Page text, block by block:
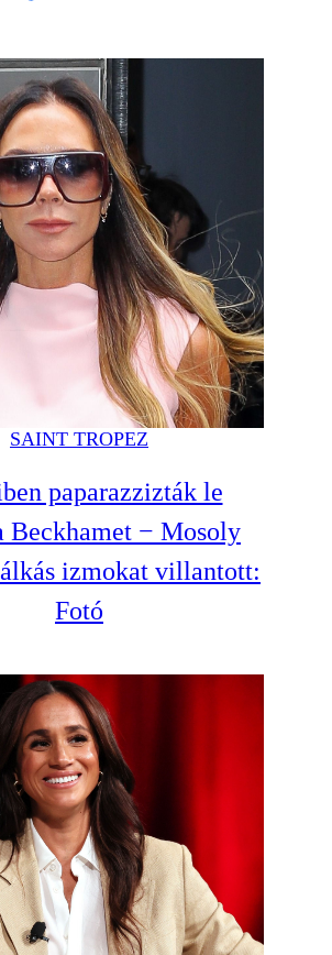
SAINT TROPEZ
paparazzizták le
Beckhamet − Mosoly
izmokat villantott:
Fotó